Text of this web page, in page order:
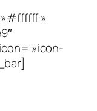
»
»icon-